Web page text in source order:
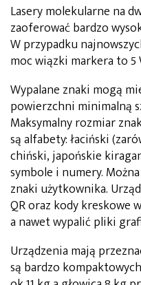
Lasery molekularne na
zaoferować bardzo
W przypadku
moc wiązki markera to 5
Wypalane znaki mogą
powierzchni minimalną
Maksymalny rozmiar
są alfabety: łaciński
chiński, japońskie
symbole i numery.
znaki użytkownika.
QR oraz kody kreskowe
a nawet wypalić pliki
Urządzenia mają
są bardzo